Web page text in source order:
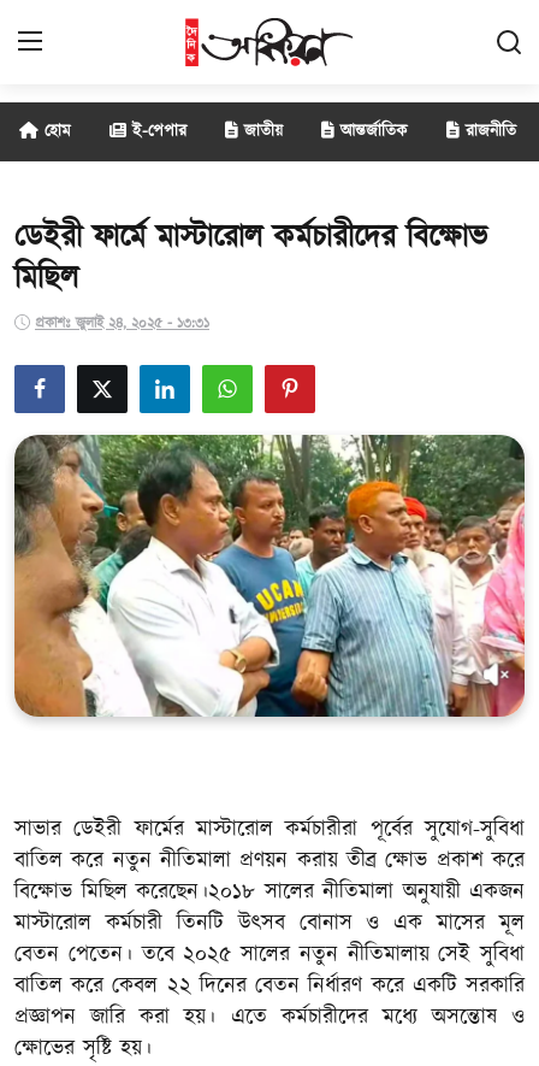
জাতীয়
আন্তর্জাতিক
রাজনীতি
সাক্ষাৎকার
বিনোদন
সারাদেশ
খেলাধুলা
সম্পাদকীয়
সাহিত্য
হোম ই-পেপার জাতীয় আন্তর্জাতিক রাজনীতি
ডেইরী ফার্মে মাস্টারোল কর্মচারীদের বিক্ষোভ
মিছিল
প্রকাশঃ জুলাই ২৪, ২০২৫ - ১৩:৩১
সাভার ডেইরী ফার্মের মাস্টারোল কর্মচারীরা পূর্বের সুযোগ-সুবিধা
বাতিল করে নতুন নীতিমালা প্রণয়ন করায় তীব্র ক্ষোভ প্রকাশ করে
বিক্ষোভ মিছিল করেছেন।২০১৮ সালের নীতিমালা অনুযায়ী একজন
মাস্টারোল কর্মচারী তিনটি উৎসব বোনাস ও এক মাসের মূল
বেতন পেতেন। তবে ২০২৫ সালের নতুন নীতিমালায় সেই সুবিধা
বাতিল করে কেবল ২২ দিনের বেতন নির্ধারণ করে একটি সরকারি
প্রজ্ঞাপন জারি করা হয়। এতে কর্মচারীদের মধ্যে অসন্তোষ ও
ক্ষোভের সৃষ্টি হয়।